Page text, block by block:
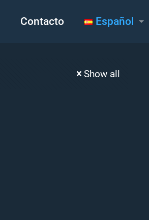
Contacto Español
Show all